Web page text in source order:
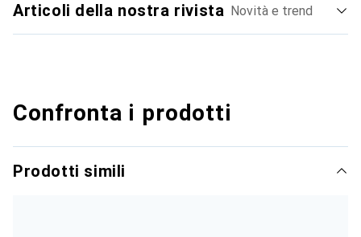
Articoli della nostra rivista Novità e trend
Confronta i prodotti
Prodotti simili